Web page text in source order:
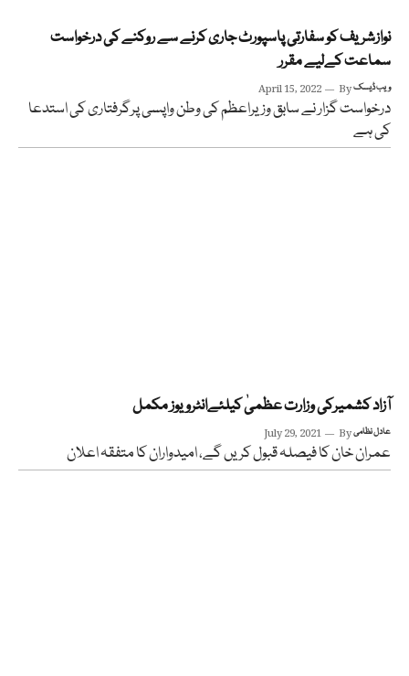
نوازشریف کو سفارتی پاسپورٹ جاری کرنے سے روکنے کی درخواست
سماعت کےلیے مقرر
April 15, 2022 Byویب ڈیسک
درخواست گزار نے سابق وزیراعظم کی وطن واپسی پرگرفتاری کی استدعا
کی ہے
آزاد کشمیرکی وزارت عظمیٰ کیلئےانٹرویوز مکمل
July 29, 2021 Byعادل نظامی
عمران خان کا فیصلہ قبول کریں گے، امیدواران کا متفقہ اعلان